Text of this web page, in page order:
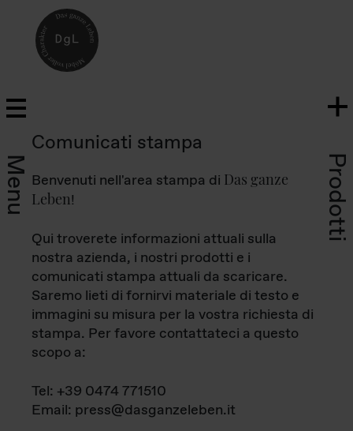
Menu Prodotti
Comunicati stampa
Benvenuti nell'area stampa di Das ganze
Leben!
Qui troverete informazioni attuali sulla
nostra azienda, i nostri prodotti e i
comunicati stampa attuali da scaricare.
Saremo lieti di fornirvi materiale di testo e
immagini su misura per la vostra richiesta di
stampa. Per favore contattateci a questo
scopo a:
Tel: +39 0474 771510
Email: press@dasganzeleben.it